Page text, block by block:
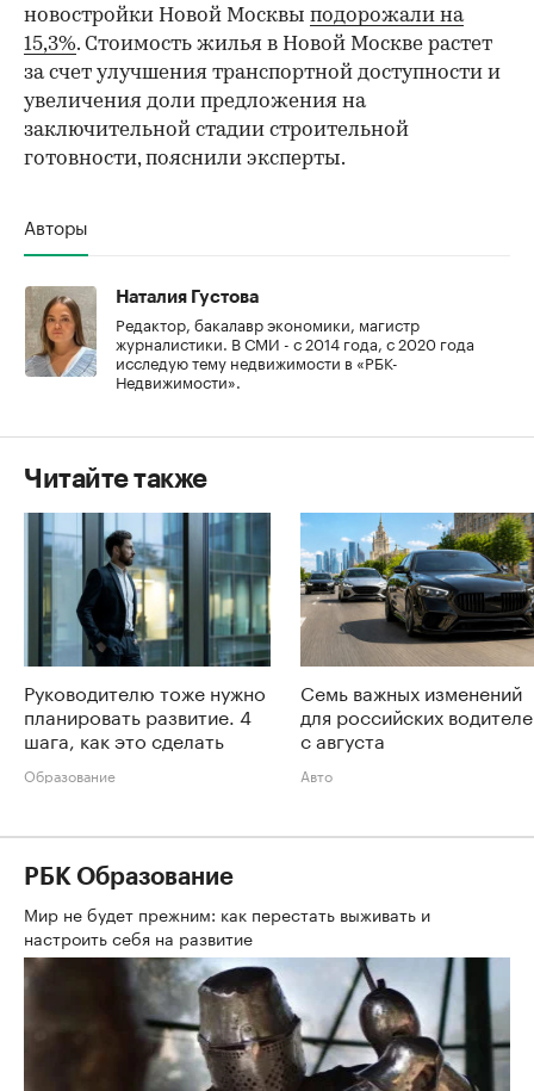
новостройки Новой Москвы подорожали на
15,3%. Стоимость жилья в Новой Москве растет
за счет улучшения транспортной доступности и
увеличения доли предложения на
заключительной стадии строительной
готовности, пояснили эксперты.
Авторы
Наталия Густова
Редактор, бакалавр экономики, магистр
журналистики. В СМИ - с 2014 года, с 2020 года
исследую тему недвижимости в «РБК-
Недвижимости».
Читайте также
Руководителю тоже нужно
планировать развитие. 4
шага, как это сделать
Образование
Семь важных изменений
для российских
с августа
Авто
РБК Образование
Мир не будет прежним: как перестать выживать и
настроить себя на развитие